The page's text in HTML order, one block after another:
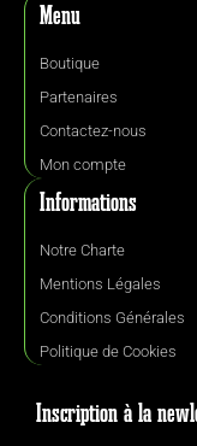
Menu
Boutique
Partenaires
Contactez-nous
Mon compte
Informations
Notre Charte
Mentions Légales
Conditions Générales
Politique de Cookies
Inscription à la